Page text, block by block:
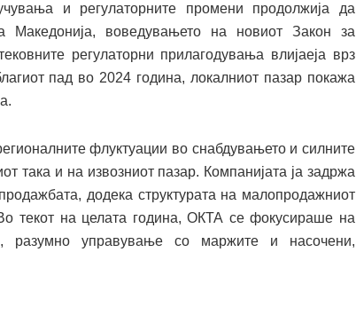
и регулаторните промени продолжија да
Македонија, воведувањето на новиот Закон за
регулаторни прилагодувања влијаеја врз
пад во 2024 година, локалниот пазар покажа
флуктуации во снабдувањето и силните
така и на извозниот пазар. Компанијата ја задржа
додека структурата на малопродажниот
текот на целата година, ОКТА се фокусираше на
разумно управување со маржите и насочени,